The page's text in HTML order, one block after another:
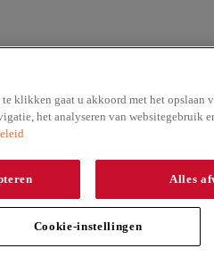
klikken gaat u akkoord met het opslaan
het analyseren van websitegebruik
Alles
Cookie-instellingen